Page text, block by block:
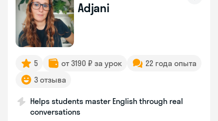
Adjani
5 от 3190 ₽ за урок
22 года опыта
3 отзыва
Helps students master English through real
conversations